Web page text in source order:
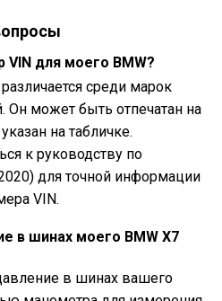
VIN для моего BMW?
среди марок
Он может быть отпечатан на
на табличке.
к руководству по
для точной информации
VIN.
в шинах моего BMW X7
в шинах вашего